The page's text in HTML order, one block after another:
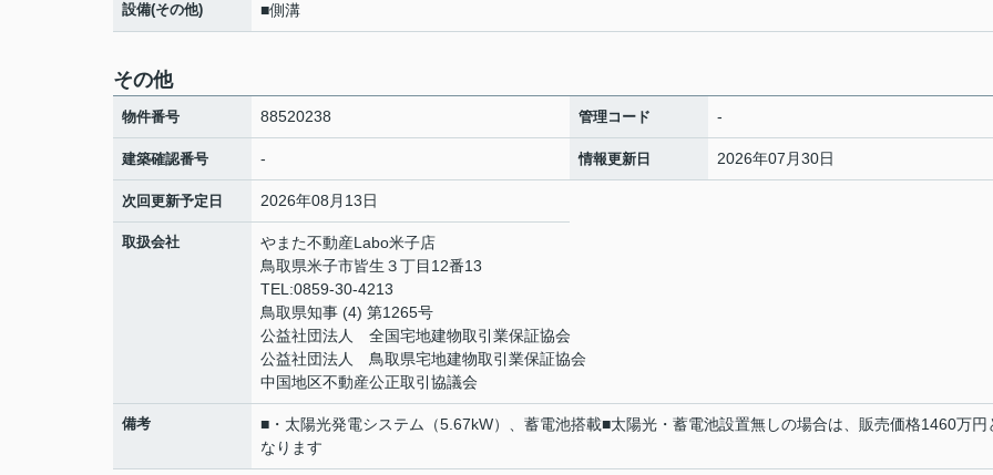
設備(その他) ■側溝
その他
物件番号 88520238 管理コード -
建築確認番号 - 情報更新日 2026年07月30日
次回更新予定日 2026年08月13日
取扱会社
やまた不動産Labo米子店
鳥取県米子市皆生３丁目12番13
TEL:0859-30-4213
鳥取県知事 (4) 第1265号
公益社団法人 全国宅地建物取引業保証協会
公益社団法人 鳥取県宅地建物取引業保証協会
中国地区不動産公正取引協議会
備考
■・太陽光発電システム（5.67kW）、蓄電池搭載■太陽光・蓄電池設置無しの場合は、販売価格1460万円
なります